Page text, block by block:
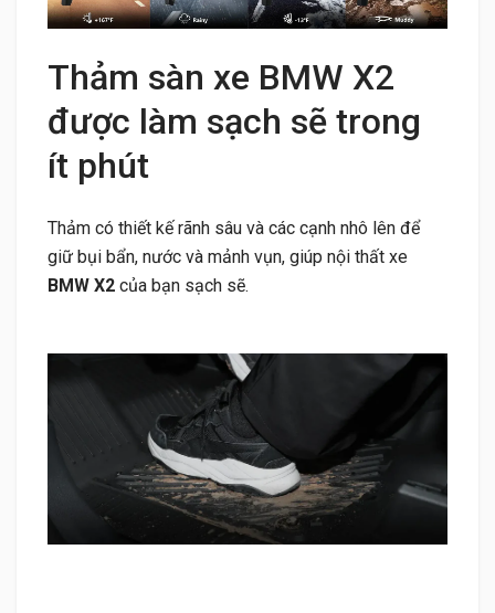
Thảm sàn xe BMW X2
được làm sạch sẽ trong
ít phút
Thảm có thiết kế rãnh sâu và các cạnh nhô lên để
giữ bụi bẩn, nước và mảnh vụn, giúp nội thất xe
BMW X2 của bạn sạch sẽ.